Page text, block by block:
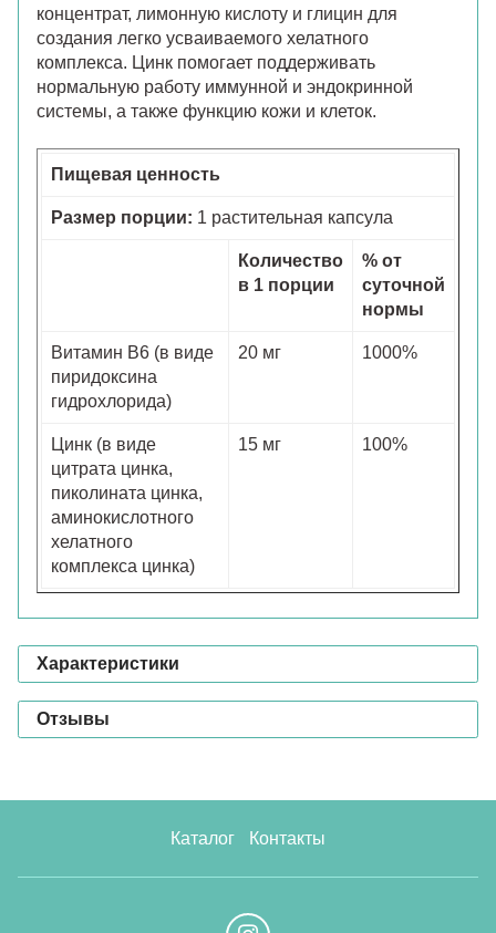
концентрат, лимонную кислоту и глицин для
создания легко усваиваемого хелатного
комплекса. Цинк помогает поддерживать
нормальную работу иммунной и эндокринной
системы, а также функцию кожи и клеток.
Пищевая ценность
Размер порции: 1 растительная капсула
Количество
в 1 порции
% от
суточной
нормы
Витамин В6 (в виде
пиридоксина
гидрохлорида)
20 мг 1000%
Цинк (в виде
цитрата цинка,
пиколината цинка,
аминокислотного
хелатного
комплекса цинка)
15 мг 100%
Характеристики
Отзывы
Каталог Контакты